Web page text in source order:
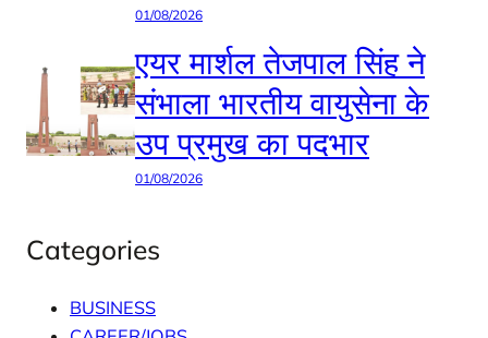
01/08/2026
एयर मार्शल तेजपाल सिंह ने
संभाला भारतीय वायुसेना के
उप प्रमुख का पदभार
01/08/2026
Categories
BUSINESS